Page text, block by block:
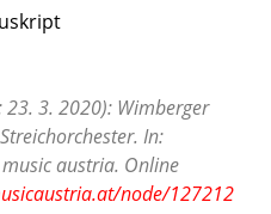
3. 2020): Wimberger
In:
austria. Online
node/127212